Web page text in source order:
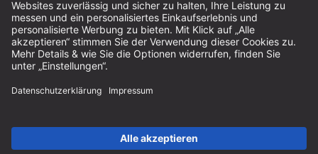
Impressum
AGB
Datenschutz
Cookie-Einstellungen
© 2026 sauter GmbH
* kostenloser Versand ab 150 Euro Bestellwert innerhalb
Deutschlands für die Standard-Paketgrößen - ausgenommen
Sperrgut und Fracht